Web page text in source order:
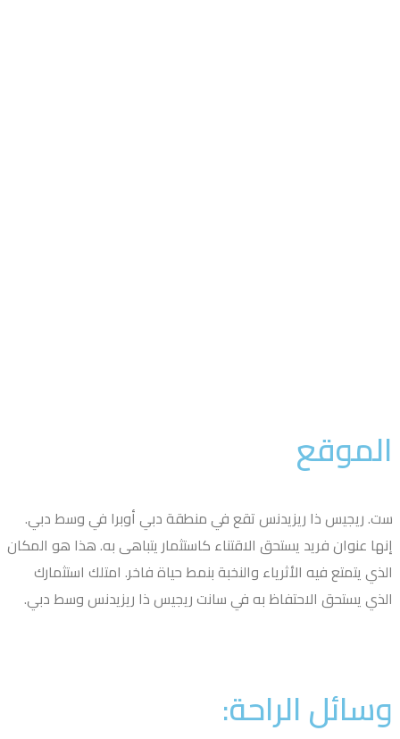
ريجيس ذا ريزيدنس تقع في منطقة دبي أوبرا في وسط دبي.
عنوان فريد يستحق الاقتناء كاستثمار يتباهى به. هذا هو المكان
يتمتع فيه الأثرياء والنخبة بنمط حياة فاخر. امتلك استثمارك
يستحق الاحتفاظ به في سانت ريجيس ذا ريزيدنس وسط دبي.
الراحة: